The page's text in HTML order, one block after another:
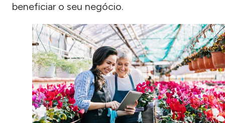
beneficiar o seu negócio.